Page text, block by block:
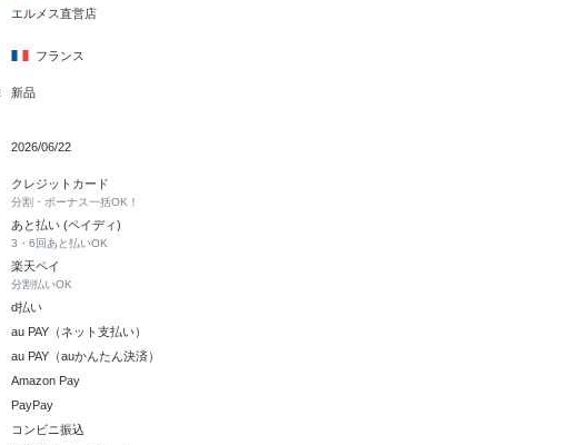
エルメス直営店
フランス
新品
2026/06/22
クレジットカード
分割・ボーナス一括OK！
あと払い (ペイディ)
3・6回あと払いOK
楽天ペイ
分割払いOK
d払い
au PAY（ネット支払い）
au PAY（auかんたん決済）
Amazon Pay
PayPay
コンビニ振込